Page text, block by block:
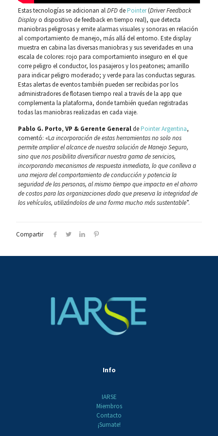
Estas tecnologías se adicionan alDFDdePointer(Driver Feedback
Displayo dispositivo de feedback en tiempo real), que detecta
maniobras peligrosas y emite alarmas visuales y sonoras en relación
al comportamiento de manejo, más allá del entorno. Este display
muestra en cabina las diversas maniobras y sus severidades en una
escala de colores: rojo para comportamiento inseguro en el que
corre peligro el conductor, los pasajeros y los peatones; amarillo
para indicar peligro moderado; y verde para las conductas seguras.
Estas alertas de eventos también pueden ser recibidas por los
administradores de flotasen tiempo real a través de la app que
complementa la plataforma, donde también quedan registradas
todas las maniobras realizadas en cada viaje.
Pablo G. Porto, VP & Gerente GeneraldePointer Argentina,
comentó: «La incorporación de estas herramientas no solo nos
permite ampliar el alcance de nuestra solución de Manejo Seguro,
sino que nos posibilita diversificar nuestra gama de servicios,
incorporando mecanismos de respuesta inmediata, lo que conlleva a
una mejora del comportamiento de conducción y potencia la
seguridad de las personas, al mismo tiempo que impacta en el ahorro
de costos para las organizaciones dado que preserva la integridad de
los vehículos, utilizándolos de una forma mucho más sustentable”.
Compartir
Info
IARSE
Miembros
Contacto
¡Sumate!